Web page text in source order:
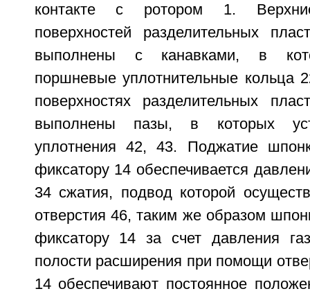
контакте с ротором 1.
поверхностей разделительных
выполнены с канавками, в
поршневые уплотнительные кольца
поверхностях разделительных
выполнены пазы, в которых
уплотнения 42, 43. Поджатие
фиксатору 14 обеспечивается
34 сжатия, подвод которой
отверстия 46, таким же образом
фиксатору 14 за счет давления
полости расширения при помощи
14 обеспечивают постоянное